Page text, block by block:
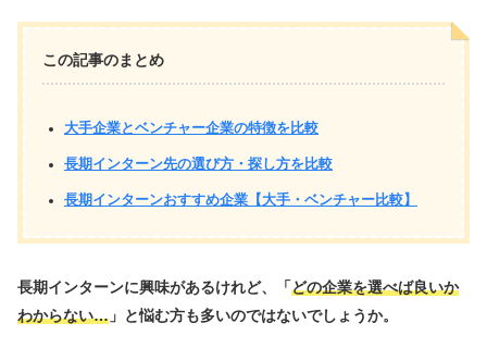
この記事のまとめ
大手企業とベンチャー企業の特徴を比較
長期インターン先の選び方・探し方を比較
長期インターンおすすめ企業【大手・ベンチャー比較】
長期インターンに興味があるけれど、「どの企業を選べば良いか
わからない… 」と悩む方も多いのではないでしょうか。